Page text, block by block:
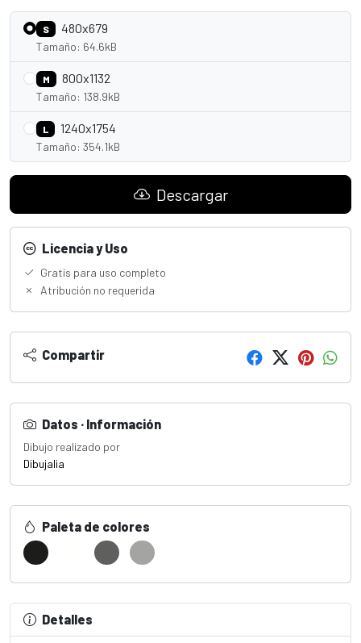
S 480x679
Tamaño: 64.6kB
M 800x1132
Tamaño: 138.9kB
L 1240x1754
Tamaño: 354.1kB
Descargar
Licencia y Uso
Gratis para uso completo
Atribución no requerida
Compartir
Datos · Información
Dibujo realizado por
Dibujalia
Paleta de colores
Detalles